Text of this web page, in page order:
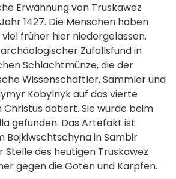
Erwähnung von Truskawez
1427. Die Menschen haben
früher hier niedergelassen.
Zufallsfund in
Schlachtmünze, die der
Wissenschaftler, Sammler und
Kobylnyk auf das vierte
datiert. Sie wurde beim
gefunden. Das Artefakt ist
Bojkiwschtschyna in Sambir
Stelle des heutigen Truskawez
gegen die Goten und Karpfen.